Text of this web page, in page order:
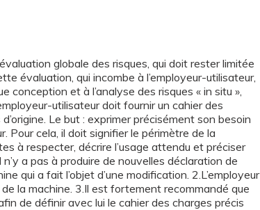
globale des risques, qui doit rester limitée
évaluation, qui incombe à l’employeur-utilisateur,
conception et à l’analyse des risques « in situ »,
utilisateur doit fournir un cahier des
Le but : exprimer précisément son besoin
Pour cela, il doit signifier le périmètre de la
à respecter, décrire l’usage attendu et préciser
n’y a pas à produire de nouvelles déclaration de
qui a fait l’objet d’une modification. 2.L’employeur
la machine. 3.Il est fortement recommandé que
de définir avec lui le cahier des charges précis